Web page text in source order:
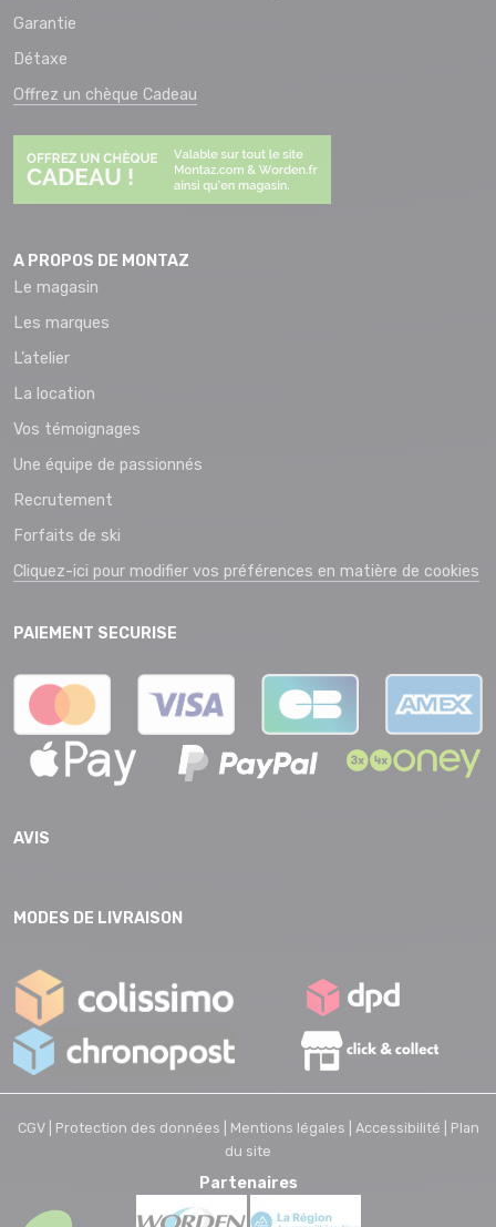
Garantie
Détaxe
Offrez un chèque Cadeau
A PROPOS DE MONTAZ
Le magasin
Les marques
L’atelier
La location
Vos témoignages
Une équipe de passionnés
Recrutement
Forfaits de ski
Cliquez-ici pour modifier vos préférences en matière de cookies
PAIEMENT SECURISE
AVIS
MODES DE LIVRAISON
CGV | Protection des données | Mentions légales | Accessibilité | Plan
du site
Partenaires